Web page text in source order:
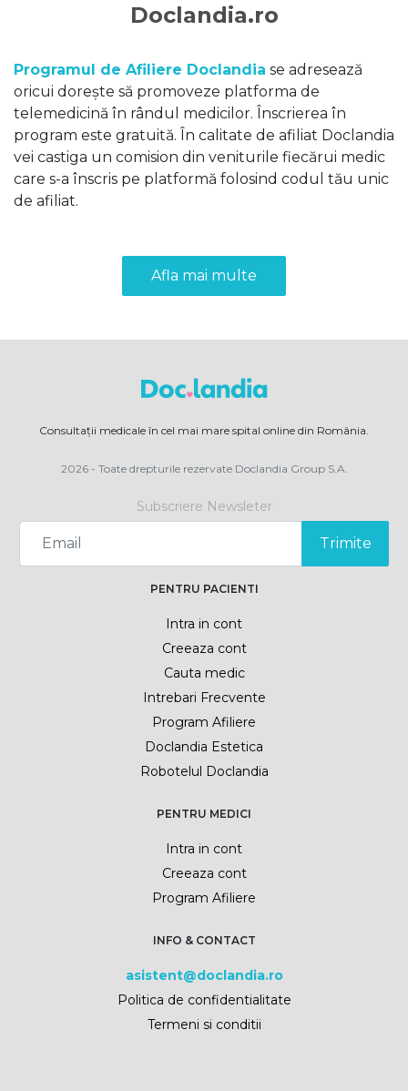
Doclandia.ro
Programul de Afiliere Doclandia se adresează
oricui dorește să promoveze platforma de
telemedicină în rândul medicilor. Înscrierea în
program este gratuită. În calitate de afiliat Doclandia
vei castiga un comision din veniturile fiecărui medic
care s-a înscris pe platformă folosind codul tău unic
de afiliat.
Afla mai multe
Consultații medicale în cel mai mare spital online din România.
2026 - Toate drepturile rezervate Doclandia Group S.A.
Subscriere Newsleter
Trimite
PENTRU PACIENTI
Intra in cont
Creeaza cont
Cauta medic
Intrebari Frecvente
Program Afiliere
Doclandia Estetica
Robotelul Doclandia
PENTRU MEDICI
Intra in cont
Creeaza cont
Program Afiliere
INFO & CONTACT
asistent@doclandia.ro
Politica de confidentialitate
Termeni si conditii